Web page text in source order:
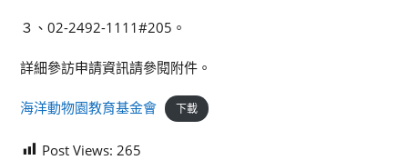
３、02-2492-1111#205。
詳細參訪申請資訊請參閱附件。
海洋動物園教育基金會 下載
Post Views: 265